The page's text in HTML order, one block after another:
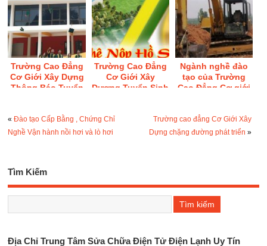
Trường Cao Đẳng
Cơ Giới Xây Dựng
Thông Báo Tuyển
Trường Cao Đẳng
Cơ Giới Xây
Dượng Tuyển Sinh
Ngành nghề đào
tạo của Trường
Cao Đẳng Cơ giới
«Đào tạo Cấp Bằng , Chứng Chỉ
Nghề Vận hành nồi hơi và lò hơi
Trường cao đẳng Cơ Giới Xây
Dựng chặng đường phát triển »
Tìm Kiếm
Địa Chỉ Trung Tâm Sửa Chữa Điện Tử Điện Lạnh Uy Tín